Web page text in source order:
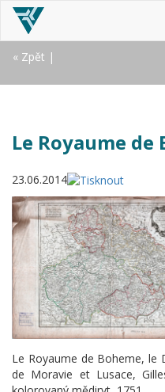
« Zpět |
Le Royaume de
23.06.2014
Le Royaume de Boheme, le
de Moravie et Lusace,